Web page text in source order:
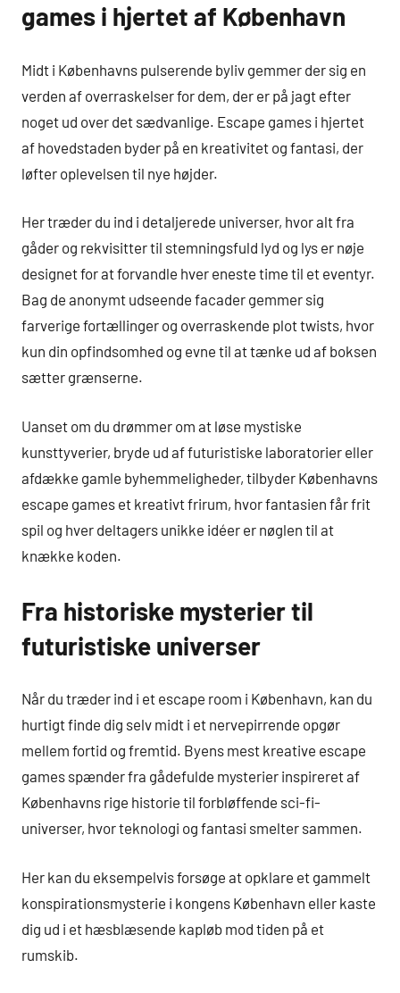
games i hjertet af København
Midt i Københavns pulserende byliv gemmer der sig en
verden af overraskelser for dem, der er på jagt efter
noget ud over det sædvanlige. Escape games i hjertet
af hovedstaden byder på en kreativitet og fantasi, der
løfter oplevelsen til nye højder.
Her træder du ind i detaljerede universer, hvor alt fra
gåder og rekvisitter til stemningsfuld lyd og lys er nøje
designet for at forvandle hver eneste time til et eventyr.
Bag de anonymt udseende facader gemmer sig
farverige fortællinger og overraskende plot twists, hvor
kun din opfindsomhed og evne til at tænke ud af boksen
sætter grænserne.
Uanset om du drømmer om at løse mystiske
kunsttyverier, bryde ud af futuristiske laboratorier eller
afdække gamle byhemmeligheder, tilbyder Københavns
escape games et kreativt frirum, hvor fantasien får frit
spil og hver deltagers unikke idéer er nøglen til at
knække koden.
Fra historiske mysterier til
futuristiske universer
Når du træder ind i et escape room i København, kan du
hurtigt finde dig selv midt i et nervepirrende opgør
mellem fortid og fremtid. Byens mest kreative escape
games spænder fra gådefulde mysterier inspireret af
Københavns rige historie til forbløffende sci-fi-
universer, hvor teknologi og fantasi smelter sammen.
Her kan du eksempelvis forsøge at opklare et gammelt
konspirationsmysterie i kongens København eller kaste
dig ud i et hæsblæsende kapløb mod tiden på et
rumskib.